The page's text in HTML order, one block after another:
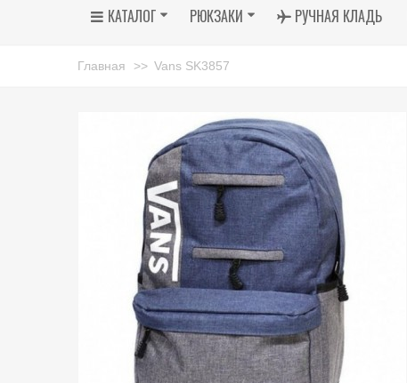
КАТАЛОГ РЮКЗАКИ РУЧНАЯ КЛАДЬ
Главная >> Vans SK3857